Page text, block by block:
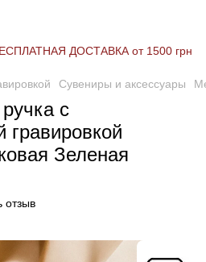
ДОСТАВКА от 1500 грн
Сувениры и аксессуары
с
гравировкой
Зеленая
отзыв